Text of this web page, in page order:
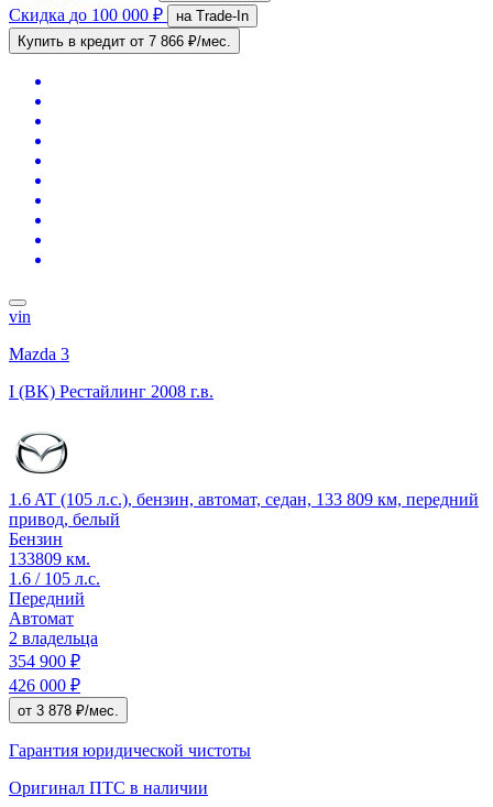
Скидка до 100 000 ₽
на Trade-In
Купить в кредит от 7 866 ₽/мес.
vin
Mazda 3
I (BK) Рестайлинг 2008 г.в.
1.6 AT (105 л.с.), бензин, автомат, седан, 133 809 км, передний
привод, белый
Бензин
133809 км.
1.6 / 105 л.с.
Передний
Автомат
2 владельца
354 900 ₽
426 000 ₽
от 3 878 ₽/мес.
Гарантия юридической чистоты
Оригинал ПТС в наличии